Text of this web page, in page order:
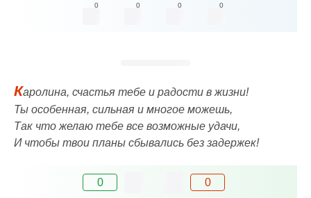
0 0 0 0
Каролина, счастья тебе и радости в жизни!
Ты особенная, сильная и многое можешь,
Так что желаю тебе все возможные удачи,
И чтобы твои планы сбывались без задержек!
0 0